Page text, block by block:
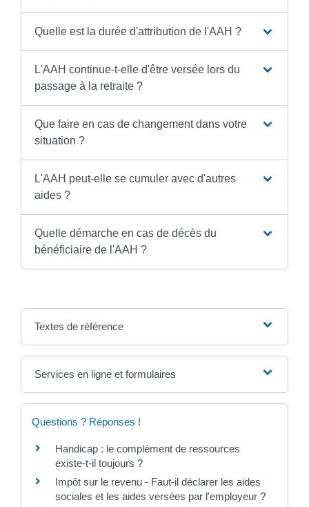
Quelle est la durée d'attribution de l'AAH ?
L'AAH continue-t-elle d'être versée lors du
passage à la retraite ?
Que faire en cas de changement dans votre
situation ?
L'AAH peut-elle se cumuler avec d'autres
aides ?
Quelle démarche en cas de décès du
bénéficiaire de l'AAH ?
Textes de référence
Services en ligne et formulaires
Questions ? Réponses !
Handicap : le complément de ressources
existe-t-il toujours ?
Impôt sur le revenu - Faut-il déclarer les aides
sociales et les aides versées par l'employeur ?